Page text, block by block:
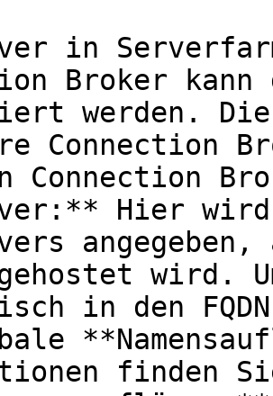
in
Broker
werden.
Connection
Connection
Hier wird
wird.
in den
finden